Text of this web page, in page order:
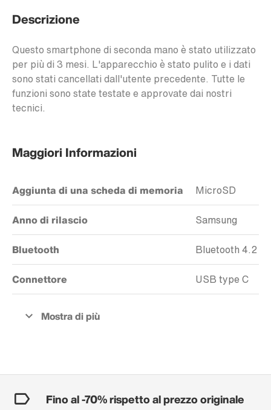
Descrizione
Questo smartphone di seconda mano è stato utilizzato
per più di 3 mesi. L'apparecchio è stato pulito e i dati
sono stati cancellati dall'utente precedente. Tutte le
funzioni sono state testate e approvate dai nostri
tecnici.
Maggiori Informazioni
Aggiunta di una scheda di memoria MicroSD
Anno di rilascio Samsung
Bluetooth Bluetooth 4.2
Connettore USB type C
Fino al -70% rispetto al prezzo originale